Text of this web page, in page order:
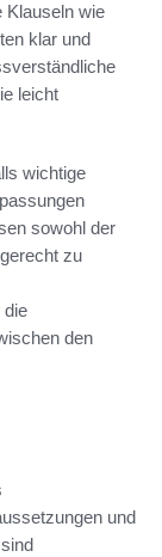
Klauseln wie
klar und
leicht
wichtige
sowohl der
zu
die
den
und
sind